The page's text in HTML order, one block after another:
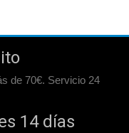
de 70€. Servicio 24
14 días